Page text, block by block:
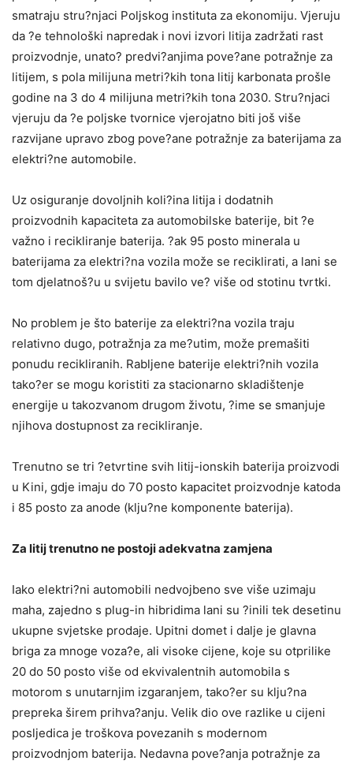
smatraju stru?njaci Poljskog instituta za ekonomiju. Vjeruju
da ?e tehnološki napredak i novi izvori litija zadržati rast
proizvodnje, unato? predvi?anjima pove?ane potražnje za
litijem, s pola milijuna metri?kih tona litij karbonata prošle
godine na 3 do 4 milijuna metri?kih tona 2030. Stru?njaci
vjeruju da ?e poljske tvornice vjerojatno biti još više
razvijane upravo zbog pove?ane potražnje za baterijama za
elektri?ne automobile.
Uz osiguranje dovoljnih koli?ina litija i dodatnih
proizvodnih kapaciteta za automobilske baterije, bit ?e
važno i recikliranje baterija. ?ak 95 posto minerala u
baterijama za elektri?na vozila može se reciklirati, a lani se
tom djelatnoš?u u svijetu bavilo ve? više od stotinu tvrtki.
No problem je što baterije za elektri?na vozila traju
relativno dugo, potražnja za me?utim, može premašiti
ponudu recikliranih. Rabljene baterije elektri?nih vozila
tako?er se mogu koristiti za stacionarno skladištenje
energije u takozvanom drugom životu, ?ime se smanjuje
njihova dostupnost za recikliranje.
Trenutno se tri ?etvrtine svih litij-ionskih baterija proizvodi
u Kini, gdje imaju do 70 posto kapacitet proizvodnje katoda
i 85 posto za anode (klju?ne komponente baterija).
Za litij trenutno ne postoji adekvatna zamjena
Iako elektri?ni automobili nedvojbeno sve više uzimaju
maha, zajedno s plug-in hibridima lani su ?inili tek desetinu
ukupne svjetske prodaje. Upitni domet i dalje je glavna
briga za mnoge voza?e, ali visoke cijene, koje su otprilike
20 do 50 posto više od ekvivalentnih automobila s
motorom s unutarnjim izgaranjem, tako?er su klju?na
prepreka širem prihva?anju. Velik dio ove razlike u cijeni
posljedica je troškova povezanih s modernom
proizvodnjom baterija. Nedavna pove?anja potražnje za